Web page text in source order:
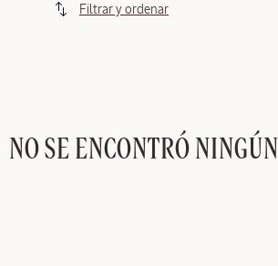
Ó
Filtrar y ordenar
NO SE ENCONTRÓ